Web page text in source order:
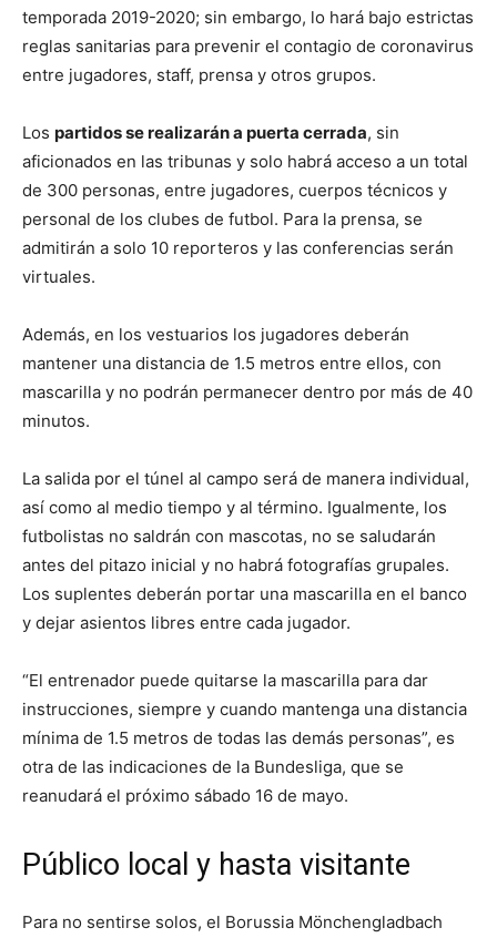
temporada 2019-2020; sin embargo, lo hará bajo estrictas
reglas sanitarias para prevenir el contagio de coronavirus
entre jugadores, staff, prensa y otros grupos.
Los partidos se realizarán a puerta cerrada, sin
aficionados en las tribunas y solo habrá acceso a un total
de 300 personas, entre jugadores, cuerpos técnicos y
personal de los clubes de futbol. Para la prensa, se
admitirán a solo 10 reporteros y las conferencias serán
virtuales.
Además, en los vestuarios los jugadores deberán
mantener una distancia de 1.5 metros entre ellos, con
mascarilla y no podrán permanecer dentro por más de 40
minutos.
La salida por el túnel al campo será de manera individual,
así como al medio tiempo y al término. Igualmente, los
futbolistas no saldrán con mascotas, no se saludarán
antes del pitazo inicial y no habrá fotografías grupales.
Los suplentes deberán portar una mascarilla en el banco
y dejar asientos libres entre cada jugador.
“El entrenador puede quitarse la mascarilla para dar
instrucciones, siempre y cuando mantenga una distancia
mínima de 1.5 metros de todas las demás personas”, es
otra de las indicaciones de la Bundesliga, que se
reanudará el próximo sábado 16 de mayo.
Público local y hasta visitante
Para no sentirse solos, el Borussia Mönchengladbach